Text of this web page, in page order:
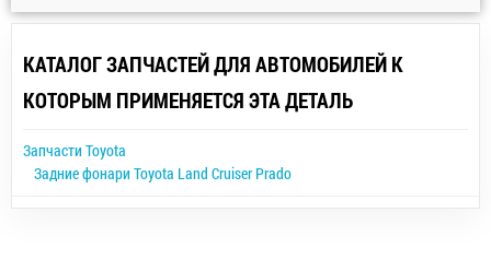
КАТАЛОГ ЗАПЧАСТЕЙ ДЛЯ АВТОМОБИЛЕЙ К
КОТОРЫМ ПРИМЕНЯЕТСЯ ЭТА ДЕТАЛЬ
Запчасти Toyota
Задние фонари Toyota Land Cruiser Prado